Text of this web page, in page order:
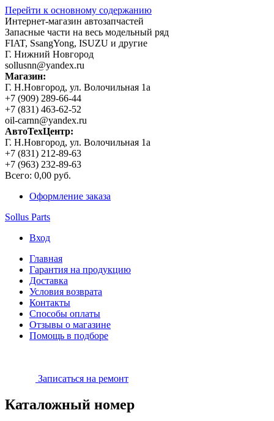
Перейти к основному содержанию
Интернет-магазин автозапчастей
Запасные части на весь модельный ряд
FIAT, SsangYong, ISUZU и другие
Г. Нижний Новгород
sollusnn@yandex.ru
Магазин:
Г. Н.Новгород, ул. Волочильная 1а
+7 (909) 289-66-44
+7 (831) 463-62-52
oil-carnn@yandex.ru
АвтоТехЦентр:
Г. Н.Новгород, ул. Волочильная 1а
+7 (831) 212-89-63
+7 (963) 232-89-63
Всего: 0,00 руб.
Оформление заказа
Sollus Parts
Вход
Главная
Гарантия на продукцию
Доставка
Условия возврата
Контакты
Способы оплаты
Отзывы о магазине
Помощь в подборе
Записаться на ремонт
Каталожный номер